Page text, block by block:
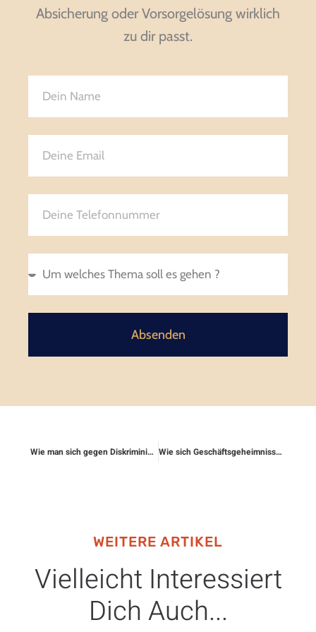
Absicherung oder Vorsorgelösung wirklich
zu dir passt.
Absenden
Wie man sich gegen Diskriminierung bei Versicherungen wehrt Wie sich Geschäftsgeheimnisse absichern lassen
WEITERE ARTIKEL
Vielleicht Interessiert
Dich Auch...